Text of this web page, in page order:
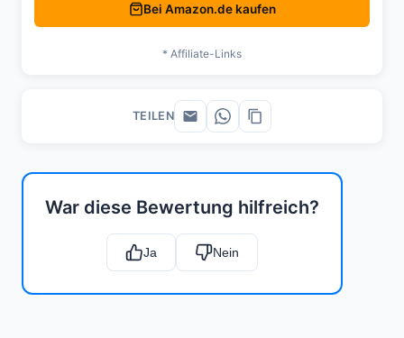
War diese Bewertung hilfreich?
Ja Nein
Bei Amazon.de kaufen
* Affiliate-Links
TEILEN